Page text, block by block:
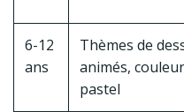
6-12
ans
Thèmes de
animés,
pastel